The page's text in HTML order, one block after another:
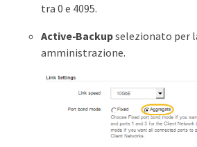
tra 0 e 4095.
Active-Backupselezionato per
amministrazione.